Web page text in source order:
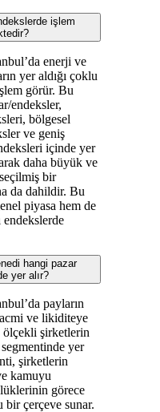
işlem
enerji ve
yer aldığı çoklu
görür. Bu
endeksler,
bölgesel
ve geniş
içinde yer
daha büyük ve
bir
da dahildir. Bu
piyasa hem de
endekslerde
hangi pazar
yer alır?
payların
ve likiditeye
şirketlerin
segmentinde yer
şirketlerin
kamuyu
görece
bir çerçeve sunar.